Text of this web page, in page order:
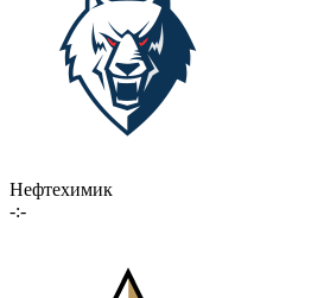
Нефтехимик
-:-